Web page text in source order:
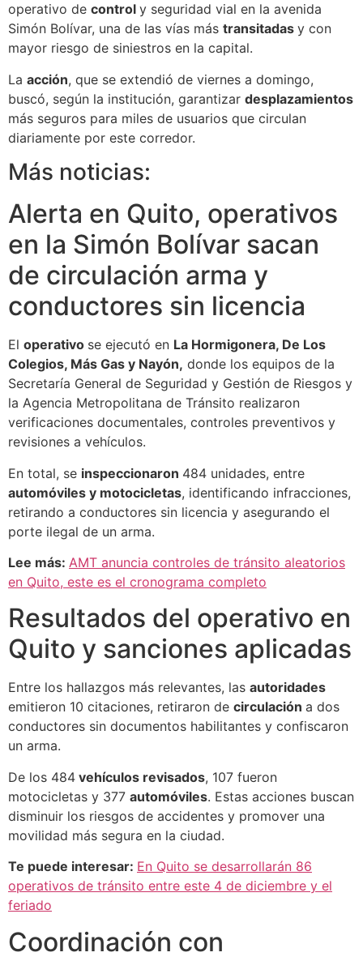
operativo de control y seguridad vial en la avenida
Simón Bolívar, una de las vías más transitadas y con
mayor riesgo de siniestros en la capital.
La acción, que se extendió de viernes a domingo,
buscó, según la institución, garantizar desplazamientos
más seguros para miles de usuarios que circulan
diariamente por este corredor.
Más noticias:
Alerta en Quito, operativos
en la Simón Bolívar sacan
de circulación arma y
conductores sin licencia
El operativo se ejecutó en La Hormigonera, De Los
Colegios, Más Gas y Nayón, donde los equipos de la
Secretaría General de Seguridad y Gestión de Riesgos y
la Agencia Metropolitana de Tránsito realizaron
verificaciones documentales, controles preventivos y
revisiones a vehículos.
En total, se inspeccionaron 484 unidades, entre
automóviles y motocicletas, identificando infracciones,
retirando a conductores sin licencia y asegurando el
porte ilegal de un arma.
Lee más: AMT anuncia controles de tránsito aleatorios
en Quito, este es el cronograma completo
Resultados del operativo en
Quito y sanciones aplicadas
Entre los hallazgos más relevantes, las autoridades
emitieron 10 citaciones, retiraron de circulación a dos
conductores sin documentos habilitantes y confiscaron
un arma.
De los 484 vehículos revisados, 107 fueron
motocicletas y 377 automóviles. Estas acciones buscan
disminuir los riesgos de accidentes y promover una
movilidad más segura en la ciudad.
Te puede interesar: En Quito se desarrollarán 86
operativos de tránsito entre este 4 de diciembre y el
feriado
Coordinación con